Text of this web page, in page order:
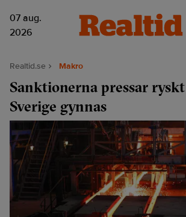
07 aug.
2026
Realtid.se Makro
Sanktionerna pressar
Sverige gynnas